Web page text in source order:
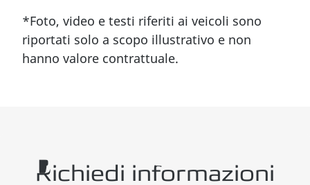
*Foto, video e testi riferiti ai veicoli sono
riportati solo a scopo illustrativo e non
hanno valore contrattuale.
Richiedi informazioni